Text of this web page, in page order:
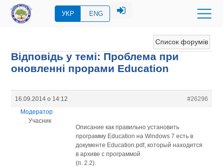
УКР ENG
Список форумів
Відповідь у темі: Проблема при
оновленні прорами Education
16.09.2014 о 14:12
#26296
Модератор
Учасник
Описание как правильно установить
программу Education на Windows 7 есть в
документе Education.pdf, который находится
в архиве с программой
(п. 2.2).